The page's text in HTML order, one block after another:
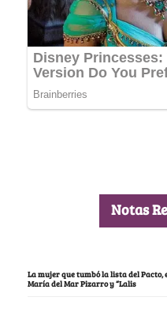
Notas
La mujer que tumbó la lista del
María del Mar Pizarro y “Lalis